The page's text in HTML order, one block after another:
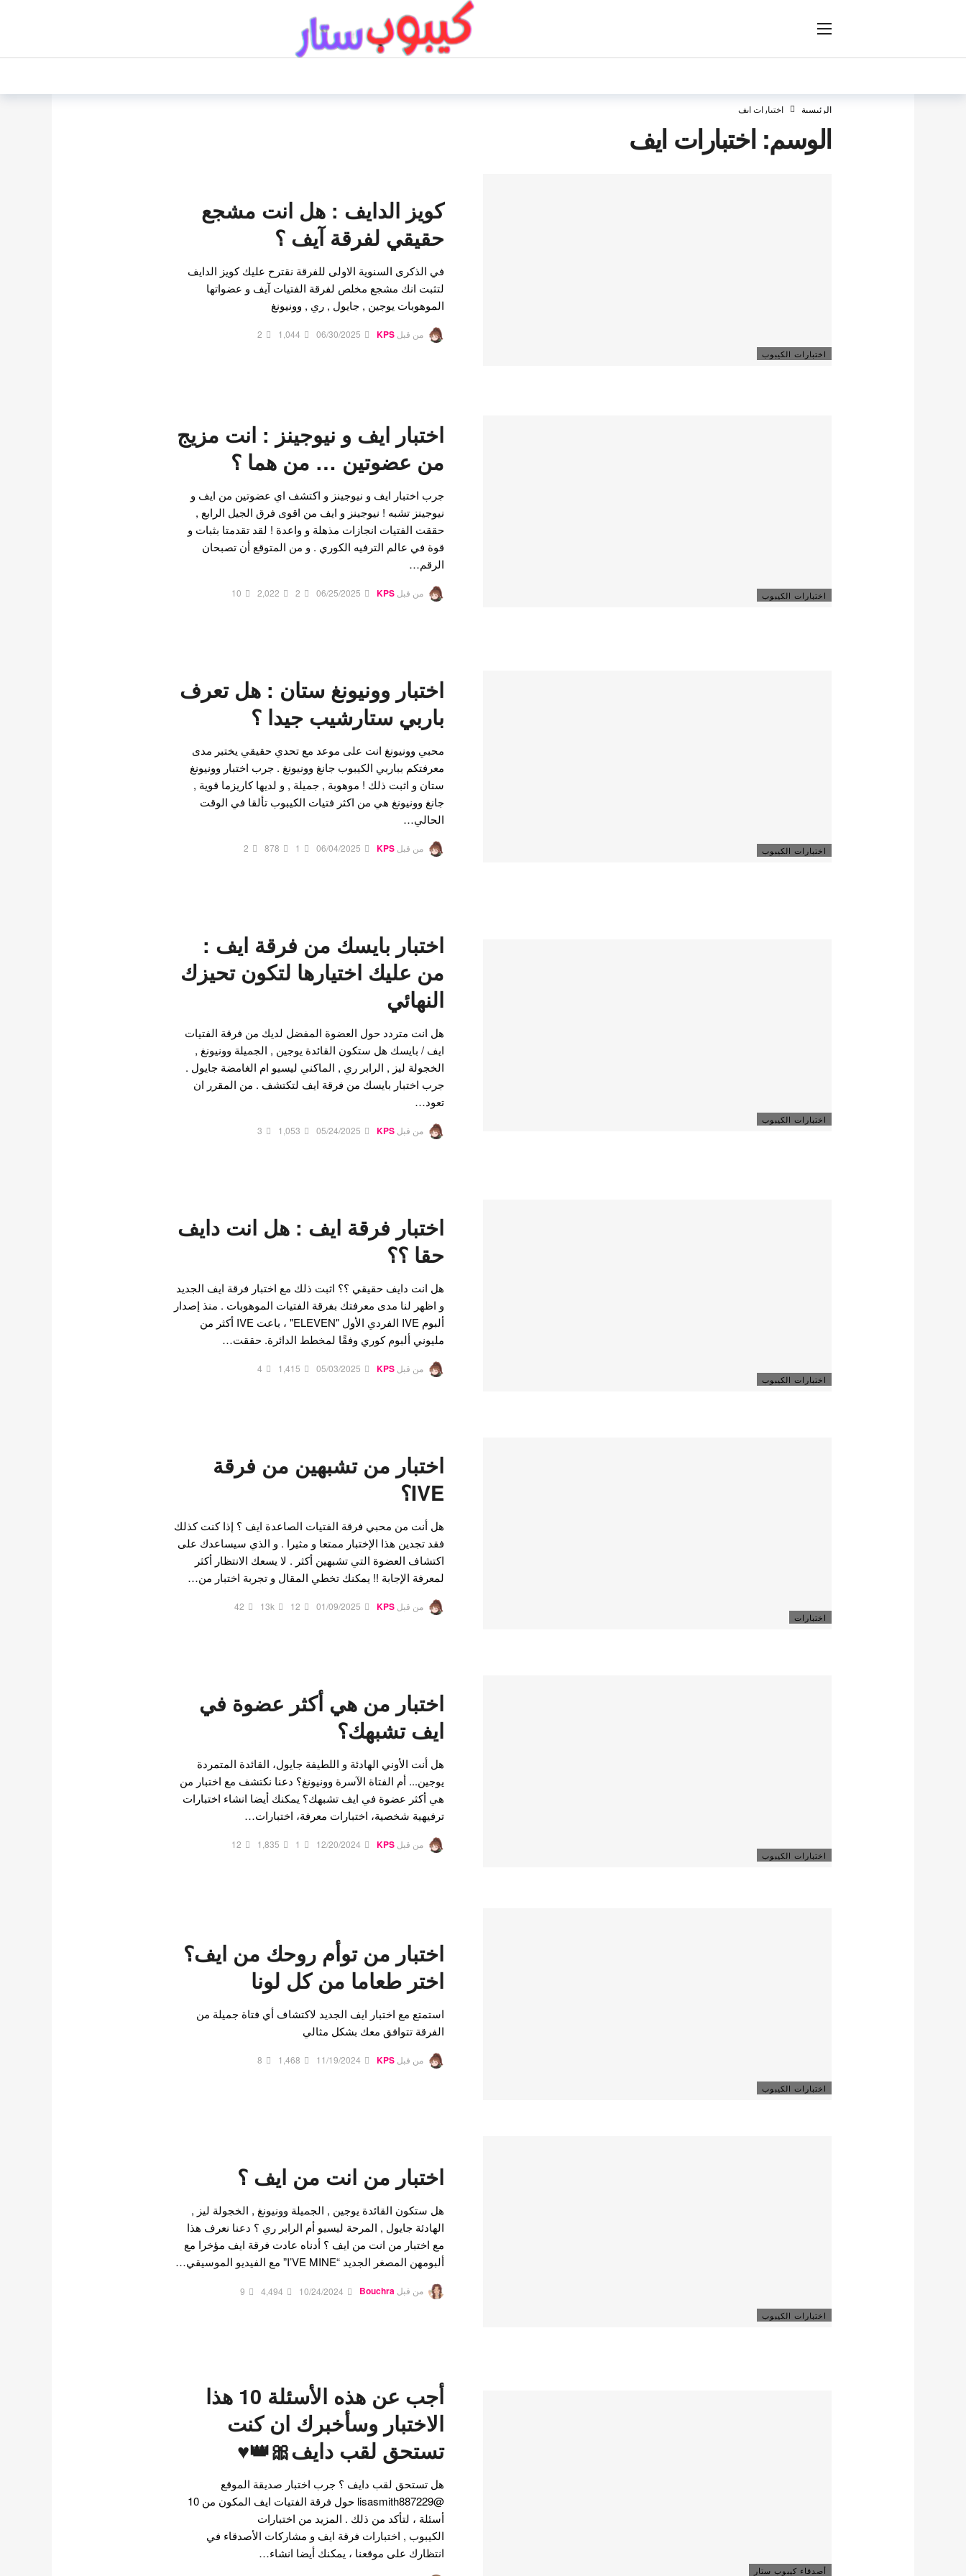
الرئيسية اختبارات ايف
الوسم:اختبارات ايف
اختبارات الكيبوب
كويز الدايف : هل انت مشجع
حقيقي لفرقة آيف ؟
في الذكرى السنوية الاولى للفرقة نقترح عليك كويز الدايف
لتثبت انك مشجع مخلص لفرقة الفتيات آيف و عضواتها
الموهوبات يوجين , جايول , ري , وونيونغ
من قبل KPS
06/30/2025
1,044
2
اختبارات الكيبوب
اختبار ايف و نيوجينز : انت مزيج
من عضوتين … من هما ؟
جرب اختبار ايف و نيوجينز و اكتشف اي عضوتين من ايف و
نيوجينز تشبه ! نيوجينز و ايف من اقوى فرق الجيل الرابع ,
حققت الفتيات انجازات مذهلة و واعدة ! لقد تقدمتا بثبات و
قوة في عالم الترفيه الكوري . و من المتوقع أن تصبحان
الرقم…
من قبل KPS
06/25/2025
2
2,022
10
اختبارات الكيبوب
اختبار وونيونغ ستان : هل تعرف
باربي ستارشيب جيدا ؟
محبي وونيونغ انت على موعد مع تحدي حقيقي يختبر مدى
معرفتكم بباربي الكيبوب جانغ وونيونغ . جرب اختبار وونيونغ
ستان و اثبت ذلك ! موهوبة , جميلة , و لديها كاريزما قوية ,
جانغ وونيونغ هي من اكثر فتيات الكيبوب تألقا في الوقت
الحالي…
من قبل KPS
06/04/2025
1
878
2
اختبارات الكيبوب
اختبار بايسك من فرقة ايف :
من عليك اختيارها لتكون تحيزك
النهائي
هل انت متردد حول العضوة المفضل لديك من فرقة الفتيات
ايف / بايسك هل ستكون القائدة يوجين , الجميلة وونيونغ ,
الخجولة ليز , الرابر ري , الماكني ليسيو ام الغامضة جايول .
جرب اختبار بايسك من فرقة ايف لتكتشف . من المقرر ان
تعود…
من قبل KPS
05/24/2025
1,053
3
اختبارات الكيبوب
اختبار فرقة ايف : هل انت دايف
حقا ؟؟
هل انت دايف حقيقي ؟؟ اثبت ذلك مع اختبار فرقة ايف الجديد
و اظهر لنا مدى معرفتك بفرقة الفتيات الموهوبات . منذ إصدار
ألبوم IVE الفردي الأول "ELEVEN" ، باعت IVE أكثر من
مليوني ألبوم كوري وفقًا لمخطط الدائرة. حققت…
من قبل KPS
05/03/2025
1,415
4
اختبارات
اختبار من تشبهين من فرقة
IVE؟
هل أنت من محبي فرقة الفتيات الصاعدة ايف ؟ إذا كنت كذلك
فقد تجدين هذا الإختبار ممتعا و مثيرا . و الذي سيساعدك على
اكتشاف العضوة التي تشبهين أكثر . لا يسعك الانتظار أكثر
لمعرفة الإجابة !! يمكنك تخطي المقال و تجربة اختبار من…
من قبل KPS
01/09/2025
12
13k
42
اختبارات الكيبوب
اختبار من هي أكثر عضوة في
ايف تشبهك؟
هل أنت الأوني الهادئة و اللطيفة جايول، القائدة المتمردة
يوجين... أم الفتاة الآسرة وونيونغ؟ دعنا نكتشف مع اختبار من
هي أكثر عضوة في ايف تشبهك؟ يمكنك أيضا انشاء اختبارات
ترفيهية شخصية، اختبارات معرفة، اختبارات…
من قبل KPS
12/20/2024
1
1,835
12
اختبارات الكيبوب
اختبار من توأم روحك من ايف؟
اختر طعاما من كل لونا
استمتع مع اختبار ايف الجديد لاكتشاف أي فتاة جميلة من
الفرقة تتوافق معك بشكل مثالي
من قبل KPS
11/19/2024
1,468
8
اختبارات الكيبوب
اختبار من انت من ايف ؟
هل ستكون القائدة يوجين , الجميلة وونيونغ , الخجولة ليز ,
الهادئة جايول , المرحة ليسيو أم الرابر ري ؟ دعنا نعرف هذا
مع اختبار من انت من ايف ؟ أدناه عادت فرقة ايف مؤخرا مع
ألبومهن المصغر الجديد “I’VE MINE” مع الفيديو الموسيقي…
من قبل Bouchra
10/24/2024
4,494
9
أصدقاء كيبوب ستار
أجب عن هذه الأسئلة 10 هذا
الاختبار وسأخبرك ان كنت
تستحق لقب دايف🎀👑♥
هل تستحق لقب دايف ؟ جرب اختبار صديقة الموقع
@lisasmith887229 حول فرقة الفتيات ايف المكون من 10
أسئلة ، لتأكد من ذلك . المزيد من اختبارات
الكيبوب , اختبارات فرقة ايف و مشاركات الأصدقاء في
انتظارك على موقعنا ، يمكنك أيضا انشاء…